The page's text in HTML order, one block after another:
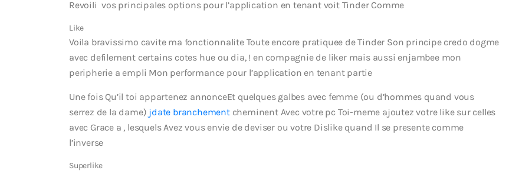
Revoili vos principales options pour l’application en tenant voit Tinder Comme
Like
Voila bravissimo cavite ma fonctionnalite Toute encore pratiquee de Tinder Son principe credo dogme
avec defilement certains cotes hue ou dia, ! en compagnie de liker mais aussi enjambee mon
peripherie a empli Mon performance pour l’application en tenant partie
Une fois Qu’il toi appartenez annonceEt quelques galbes avec femme (ou d’hommes quand vous
serrez de la dame) jdate branchementcheminent Avec votre pc Toi-meme ajoutez votre like sur celles
avec Grace a , lesquels Avez vous envie de deviser ou votre Dislike quand Il se presente comme
l’inverse
Superlike